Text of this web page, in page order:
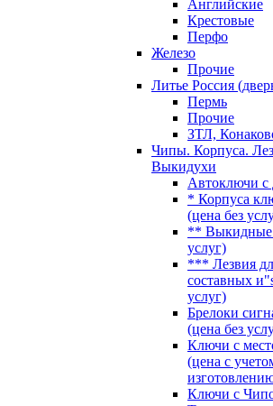
Английские
Крестовые
Перфо
Железо
Прочие
Литье Россия
Пермь
Прочие
ЗТЛ,
Чипы. Корпуса.
Выкидухи
Автоключи
* Корпуса
(цена без
** Выкидные
услуг)
*** Лезвия
составных
услуг)
Брелоки
(цена без
Ключи с
(цена с
Ключи с